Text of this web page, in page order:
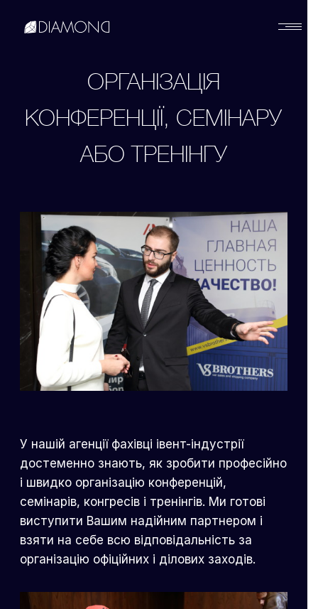
ОРГАНІЗАЦІЯ
КОНФЕРЕНЦІЇ, СЕМІНАРУ
АБО ТРЕНІНГУ
У нашій агенції фахівці івент-індустрії
достеменно знають, як зробити професійно
і швидко організацію конференцій,
семінарів, конгресів і тренінгів. Ми готові
виступити Вашим надійним партнером і
взяти на себе всю відповідальність за
організацію офіційних і ділових заходів.
Українська
English